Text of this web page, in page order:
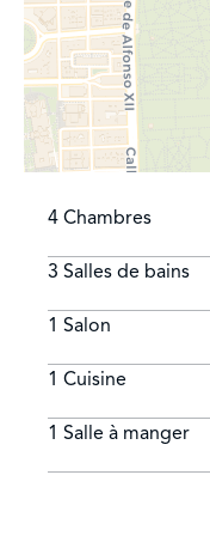
4 Chambres
3 Salles de bains
1 Salon
1 Cuisine
1 Salle à manger